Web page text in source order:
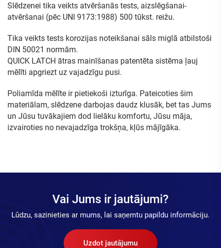
Slēdzenei tika veikts atvēršanās tests, aizslēgšanai-
atvēršanai (pēc UNI 9173:1988) 500 tūkst. reižu.
Tika veikts tests korozijas noteikšanai sāls miglā atbilstoši
DIN 50021 normām.
QUICK LATCH ātras mainīšanas patentēta sistēma ļauj
mēlīti apgriezt uz vajadzīgu pusi.
Poliamīda mēlīte ir pietiekoši izturīga. Pateicoties šim
materiālam, slēdzene darbojas daudz klusāk, bet tas Jums
un Jūsu tuvākajiem dod lielāku komfortu, Jūsu māja,
izvairoties no nevajadzīga trokšņa, kļūs mājīgāka.
Vai Jums ir jautājumi?
Lūdzu, sazinieties ar mums, lai saņemtu papildu informāciju.
Uzdot jautājumu